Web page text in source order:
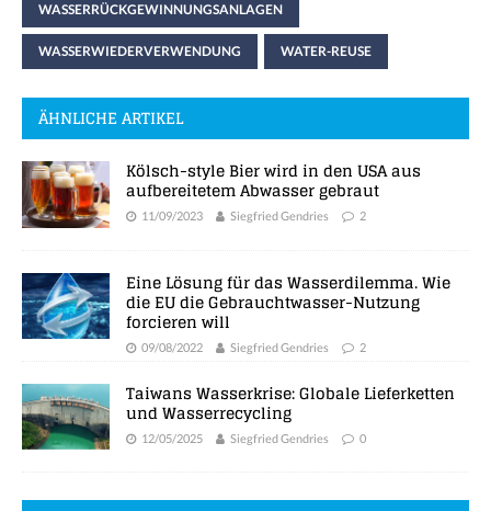
WASSERRÜCKGEWINNUNGSANLAGEN
WASSERWIEDERVERWENDUNG WATER-REUSE
ÄHNLICHE ARTIKEL
Kölsch-style Bier wird in den USA aus
aufbereitetem Abwasser gebraut
11/09/2023 Siegfried Gendries 2
Eine Lösung für das Wasserdilemma. Wie
die EU die Gebrauchtwasser-Nutzung
forcieren will
09/08/2022 Siegfried Gendries 2
Taiwans Wasserkrise: Globale Lieferketten
und Wasserrecycling
12/05/2025 Siegfried Gendries 0